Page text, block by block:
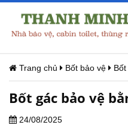
Trang chủ Bốt bảo vệ
Bốt gác bảo vệ
24/08/2025